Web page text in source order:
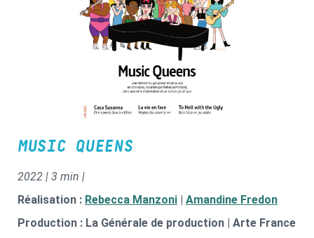
MUSIC QUEENS
2022 | 3 min |
Réalisation : Rebecca Manzoni | Amandine Fredon
Production : La Générale de production | Arte France